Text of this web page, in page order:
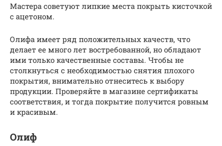
Мастера советуют липкие места покрыть кисточкой
с ацетоном.
Олифа имеет ряд положительных качеств, что
делает ее много лет востребованной, но обладают
ими только качественные составы. Чтобы не
столкнуться с необходимостью снятия плохого
покрытия, внимательно отнеситесь к выбору
продукции. Проверяйте в магазине сертификаты
соответствия, и тогда покрытие получится ровным
и красивым.
Олиф